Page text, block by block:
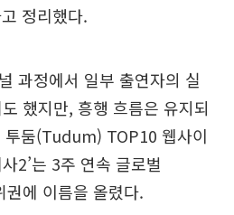
정리했다.
과정에서 일부 출연자의 실
했지만, 흥행 흐름은 유지되
투둠(Tudum) TOP10 웹사이
2’는 3주 연속 글로벌
에 이름을 올렸다.